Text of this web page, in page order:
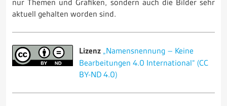
nur Themen und Grafiken, sondern auch die Bilder sehr
aktuell gehalten worden sind.
Lizenz „Namensnennung – Keine
Bearbeitungen 4.0 International“ (CC
BY-ND 4.0)